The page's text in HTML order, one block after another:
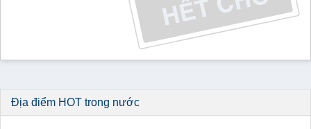
Địa điểm HOT trong nước